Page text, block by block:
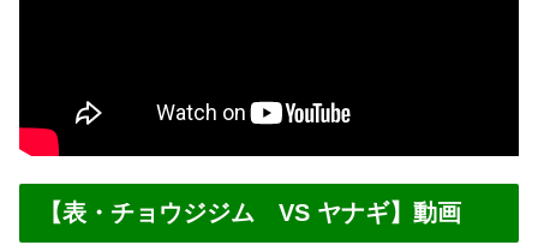
【表・チョウジジム VS ヤナギ】動画